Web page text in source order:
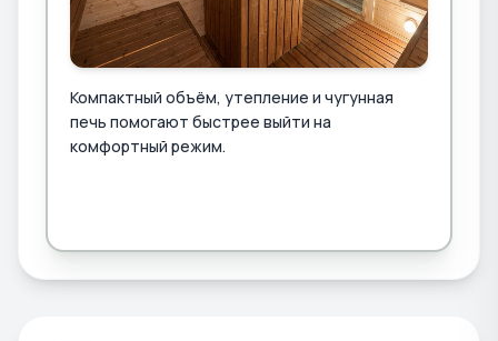
Компактный объём, утепление и чугунная
печь помогают быстрее выйти на
комфортный режим.